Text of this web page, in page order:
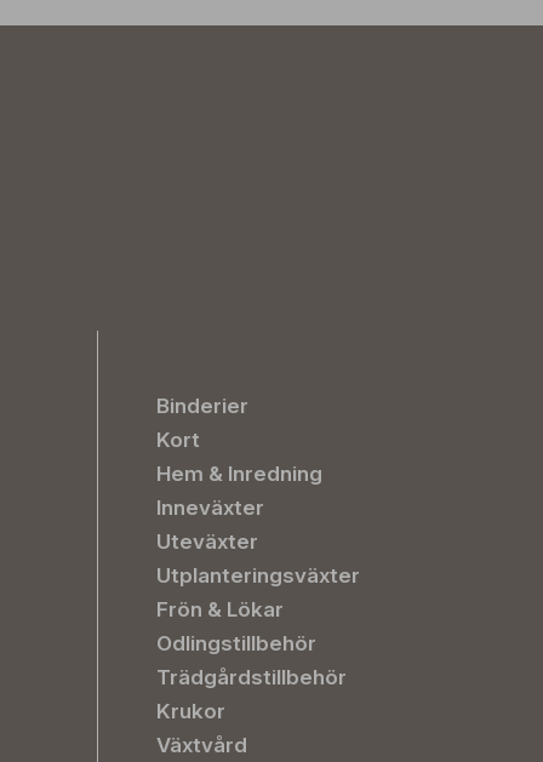
Binderier
Kort
Hem & Inredning
Inneväxter
Uteväxter
Utplanteringsväxter
Frön & Lökar
Odlingstillbehör
Trädgårdstillbehör
Krukor
Växtvård